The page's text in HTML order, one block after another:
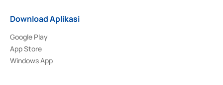
Download Aplikasi
Google Play
App Store
Windows App